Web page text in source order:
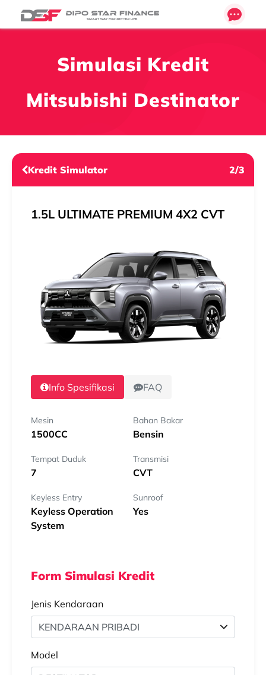
Simulasi Kredit
Mitsubishi Destinator
Kredit Simulator 2/3
Form Simulasi Kredit
Jenis Kendaraan
Model
1.5L ULTIMATE PREMIUM 4X2 CVT
Info Spesifikasi FAQ
Mesin
1500CC
Bahan Bakar
Bensin
Tempat Duduk
7
Transmisi
CVT
Keyless Entry
Keyless Operation
System
Sunroof
Yes